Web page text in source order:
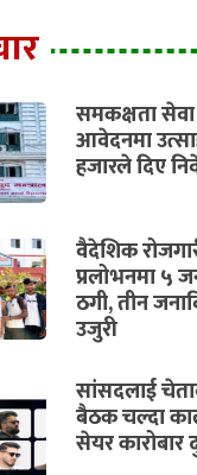
समकक्षता
आवेदनमा
हजारले दिए
वैदेशिक
प्रलोभनमा ५
ठगी, तीन
उजुरी
सांसदलाई
बैठक चल्दा
सेयर कारोबार